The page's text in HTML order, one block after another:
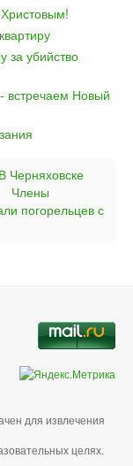
за убийство
встречаем Новый
Черняховске
Члены
погорельцев с
для извлечения
целях.